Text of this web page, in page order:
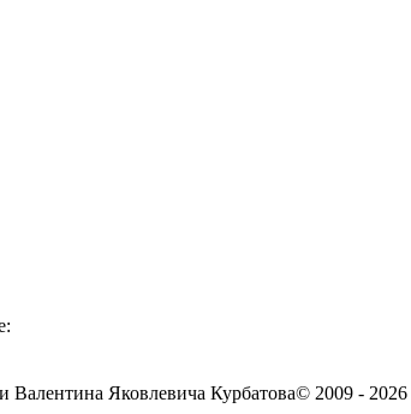
Яковлевича Курбатова© 2009 - 2026